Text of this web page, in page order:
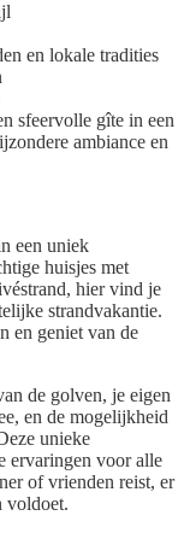
en lokale tradities
sfeervolle gîte in een
ambiance en
een uniek
huisjes met
hier vind je
strandvakantie.
en geniet van de
de golven, je eigen
en de mogelijkheid
unieke
ervaringen voor alle
of vrienden reist, er
voldoet.